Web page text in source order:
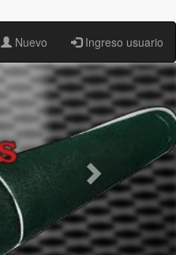
Nuevo Ingreso usuario